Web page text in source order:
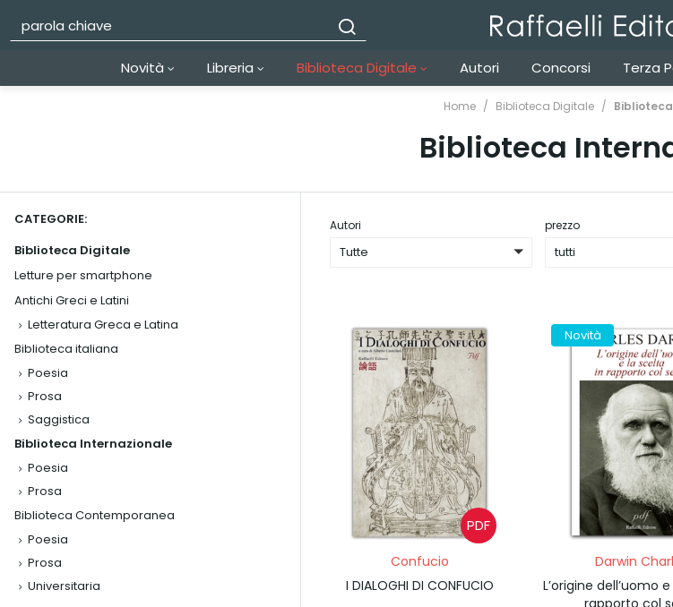
Novità Libreria Biblioteca Digitale Autori Concorsi Terza
Home Biblioteca Digitale
Biblioteca
CATEGORIE:
Biblioteca Digitale
Letture per smartphone
Antichi Greci e Latini
Letteratura Greca e Latina
Biblioteca italiana
Poesia
Prosa
Saggistica
Biblioteca Internazionale
Poesia
Prosa
Biblioteca Contemporanea
Poesia
Prosa
Universitaria
Autori
Tutte
prezzo
tutti
PDF
Confucio
I DIALOGHI DI CONFUCIO
Novità
Darwin
L’origine dell’uomo
rapporto col